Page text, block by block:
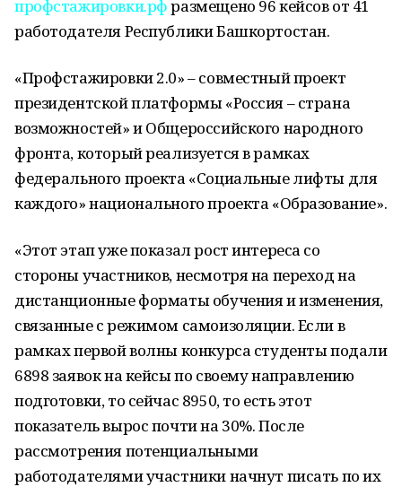
профстажировки.рфразмещено 96 кейсов от 41
работодателя Республики Башкортостан.
«Профстажировки 2.0» – совместный проект
президентской платформы «Россия – страна
возможностей» и Общероссийского народного
фронта, который реализуется в рамках
федерального проекта «Социальные лифты для
каждого» национального проекта «Образование».
«Этот этап уже показал рост интереса со
стороны участников, несмотря на переход на
дистанционные форматы обучения и изменения,
связанные с режимом самоизоляции. Если в
рамках первой волны конкурса студенты подали
6898 заявок на кейсы по своему направлению
подготовки, то сейчас 8950, то есть этот
показатель вырос почти на 30%. После
рассмотрения потенциальными
работодателями участники начнут писать по их